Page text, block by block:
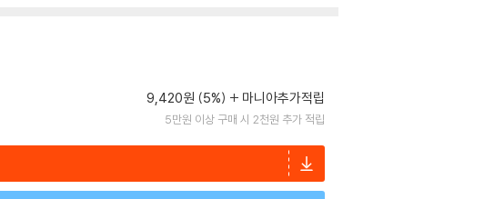
9,420원 (5%) 마니아추가적립
5만원 이상 구매 시 2천원 추가 적립